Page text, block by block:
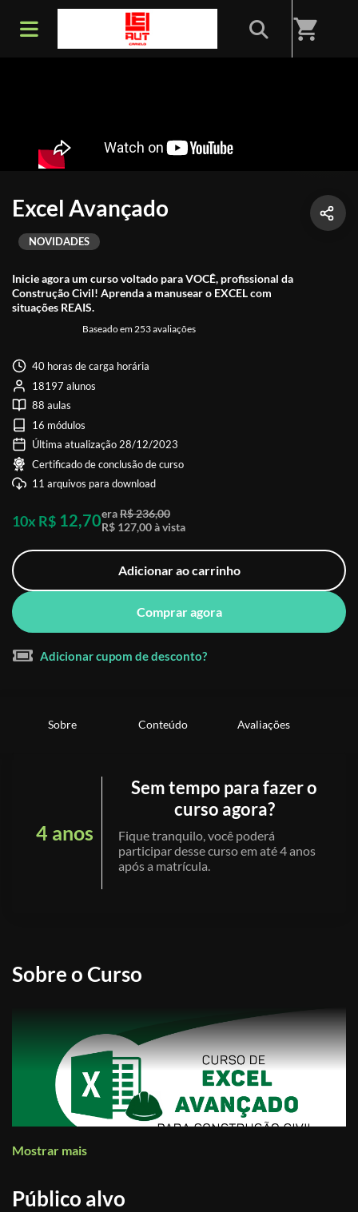
shopping_cart
Excel Avançado
Inicie agora um curso voltado para VOCÊ, profissional da
Construção Civil! Aprenda a manusear o EXCEL com
situações REAIS.
Baseado em 253 avaliações
NOVIDADES
40 horas de carga horária
18197 alunos
88 aulas
16 módulos
Última atualização 28/12/2023
Certificado de conclusão de curso
11 arquivos para download
10x R$ 12,70eraR$ 236,00
R$ 127,00 à vista
Adicionar ao carrinho
Comprar agora
Adicionar cupom de desconto?
Sobre Conteúdo Avaliações
4 anos
Sem tempo para fazer o
curso agora?
Fique tranquilo, você poderá
participar desse curso em até 4 anos
após a matrícula.
Sobre o Curso
Mostrar mais
Público alvo